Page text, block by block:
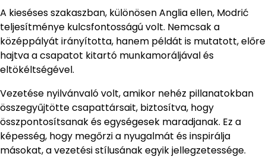
A kieséses szakaszban, különösen Anglia ellen, Modrić
teljesítménye kulcsfontosságú volt. Nemcsak a
középpályát irányította, hanem példát is mutatott, előre
hajtva a csapatot kitartó munkamoráljával és
eltökéltségével.
Vezetése nyilvánvaló volt, amikor nehéz pillanatokban
összegyűjtötte csapattársait, biztosítva, hogy
összpontosítsanak és egységesek maradjanak. Ez a
képesség, hogy megőrzi a nyugalmát és inspirálja
másokat, a vezetési stílusának egyik jellegzetessége.